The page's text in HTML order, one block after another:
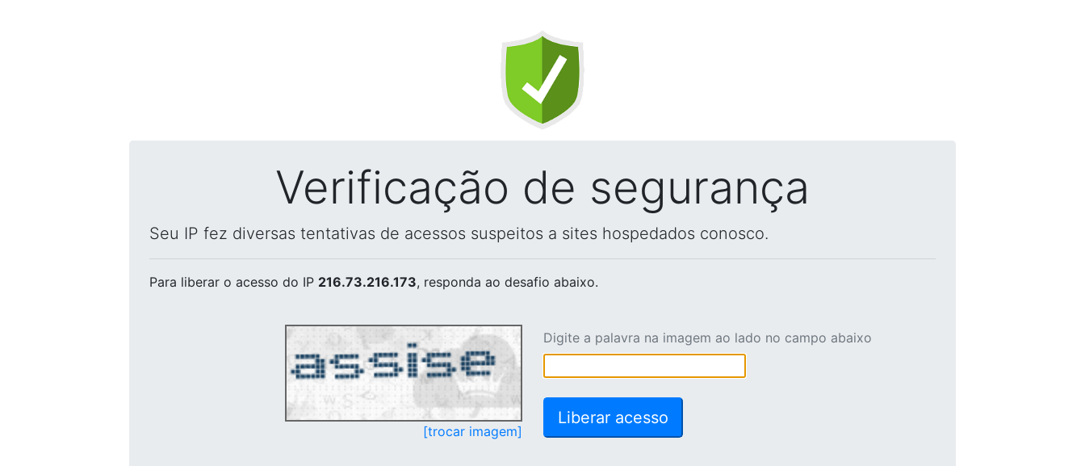
Verificação de segurança
Seu IP fez diversas tentativas de acessos suspeitos a sites hospedados conosco.
Para liberar o acesso do IP 216.73.216.173, responda ao desafio abaixo.
[trocar imagem]
Digite a palavra na imagem ao lado no campo abaixo